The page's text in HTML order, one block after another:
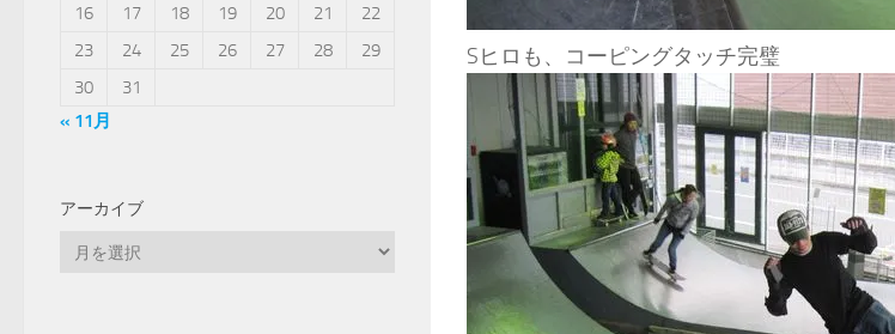
Sヒロも、コーピングタッチ完璧
16
17 18 19 20 21
22
23
24 25 26 27 28
29
30
31
« 11月
アーカイブ